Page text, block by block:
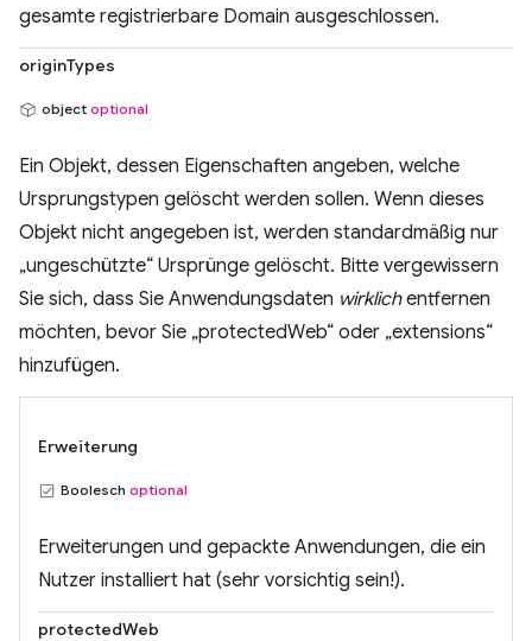
gesamte registrierbare Domain ausgeschlossen.
originTypes
object optional
Ein Objekt, dessen Eigenschaften angeben, welche
Ursprungstypen gelöscht werden sollen. Wenn dieses
Objekt nicht angegeben ist, werden standardmäßig nur
„ungeschützte“ Ursprünge gelöscht. Bitte vergewissern
Sie sich, dass Sie Anwendungsdaten wirklichentfernen
möchten, bevor Sie „protectedWeb“ oder „extensions“
hinzufügen.
Erweiterung
Boolesch optional
Erweiterungen und gepackte Anwendungen, die ein
Nutzer installiert hat (sehr vorsichtig sein!).
protectedWeb